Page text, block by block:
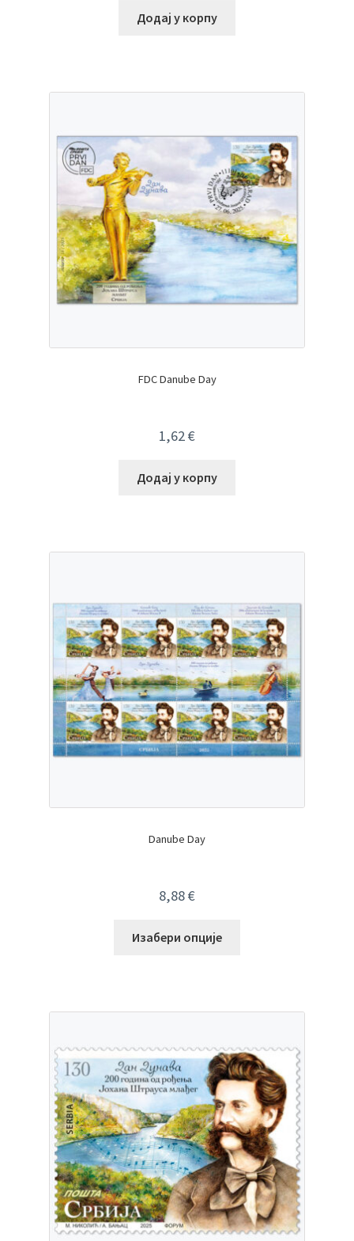
Додај у корпу
FDC Danube Day
1,62€
Додај у корпу
Danube Day
8,88€
Изабери опције